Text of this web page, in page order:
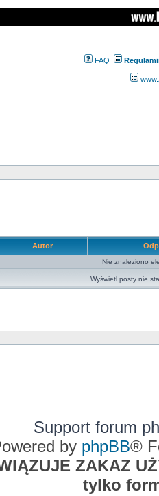
FAQ
Autor
Nie znaleziono
Wyświetl posty nie
Support forum
by phpBB®
ZAKAZ
tylko